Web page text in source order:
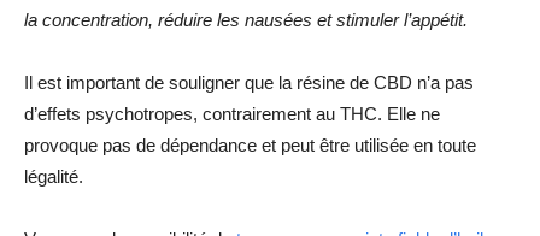
la concentration, réduire les nausées et stimuler l’appétit.
Il est important de souligner que la résine de CBD n’a pas
d’effets psychotropes, contrairement au THC. Elle ne
provoque pas de dépendance et peut être utilisée en toute
légalité.